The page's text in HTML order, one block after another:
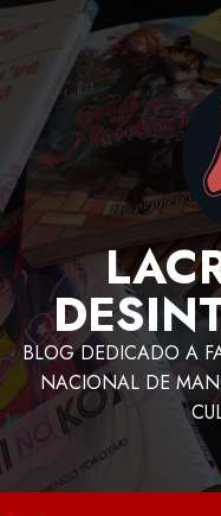
BLOG DEDICADO A
NACIONAL DE